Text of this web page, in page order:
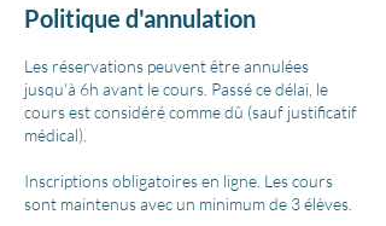
Politique d'annulation
Les réservations peuvent être annulées
jusqu'à 6h avant le cours. Passé ce délai, le
cours est considéré comme dû (sauf justificatif
médical).
Inscriptions obligatoires en ligne. Les cours
sont maintenus avec un minimum de 3 élèves.